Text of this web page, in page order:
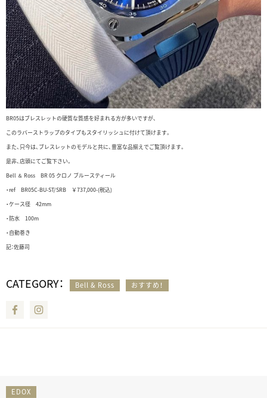
BR05はブレスレットの硬質な質感を好まれる方が多いですが、
このラバーストラップのタイプもスタイリッシュに付けて頂けます。
また、只今は、ブレスレットのモデルと共に、豊富な品揃えでご覧頂けます。
是非、店頭にてご覧下さい。
Bell ＆ Ross BR 05 クロノ ブルースティール
・ref BR05C-BU-ST/SRB ￥737,000-(税込)
・ケース径 42mm
・防水 100m
・自動巻き
記：佐藤司
CATEGORY： Bell & Ross おすすめ！
Facebook
EDOX